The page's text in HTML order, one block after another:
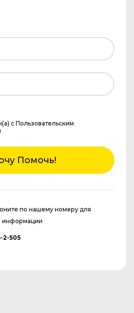
с Пользовательским
Помочь!
по нашему номеру для
информации
2-505